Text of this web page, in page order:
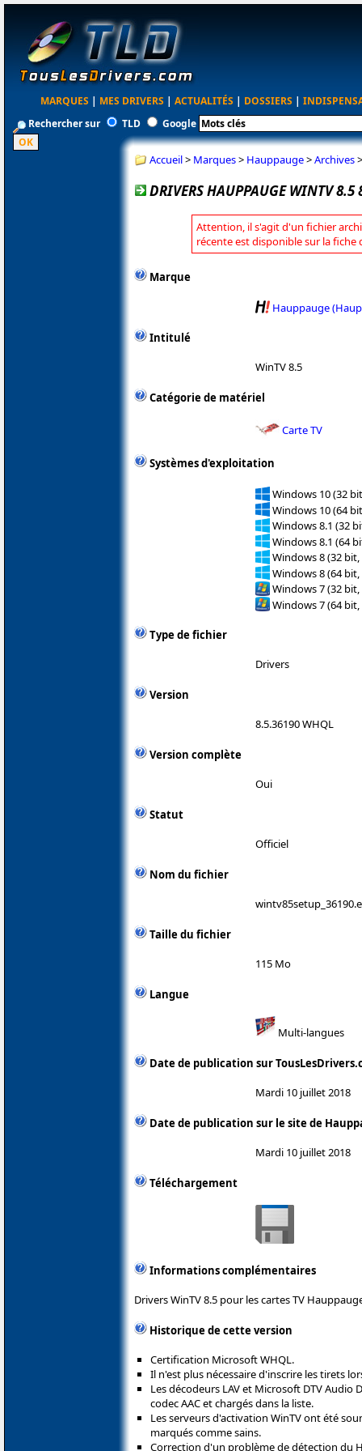
MARQUES | MES DRIVERS | ACTUALITÉS | DOSSIERS |
Rechercher sur
TLD Google
Accueil> Marques> Hauppauge>Archives
DRIVERS HAUPPAUGE WINTV 8.5
Attention, il s'agit d'un fichier
récente est disponible sur la fiche
Marque
Hauppauge
Intitulé
WinTV 8.5
Catégorie de matériel
Carte TV
Systèmes d'exploitation
Windows 10 (32
Windows 10 (64
Windows 8.1 (32
Windows 8.1 (64
Windows 8 (32 bit,
Windows 8 (64 bit,
Windows 7 (32 bit,
Windows 7 (64 bit,
Type de fichier
Drivers
Version
8.5.36190 WHQL
Version complète
Oui
Statut
Officiel
Nom du fichier
Taille du fichier
115 Mo
Langue
Multi-langues
Date de publication sur
Mardi 10 juillet 2018
Date de publication sur le site de
Mardi 10 juillet 2018
Téléchargement
Informations complémentaires
Drivers WinTV 8.5 pour les cartes TV
Historique de cette version
Certification Microsoft WHQL.
Il n'est plus nécessaire d'inscrire les tirets
Les décodeurs LAV et Microsoft DTV
codec AAC et chargés dans la liste.
Les serveurs d'activation WinTV ont été
marqués comme sains.
Correction d'un problème de détection du